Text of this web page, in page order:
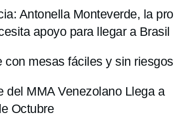
Antonella Monteverde, la
apoyo para llegar a Brasil
con mesas fáciles y sin riesgos
del MMA Venezolano Llega a
Octubre